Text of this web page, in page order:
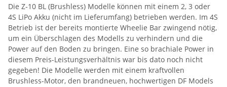
Die Z-10 BL (Brushless) Modelle können mit einem 2, 3 oder
4S LiPo Akku (nicht im Lieferumfang) betrieben werden. Im 4S
Betrieb ist der bereits montierte Wheelie Bar zwingend nötig,
um ein Überschlagen des Modells zu verhindern und die
Power auf den Boden zu bringen. Eine so brachiale Power in
diesem Preis-Leistungsverhältnis war bis dato noch nicht
gegeben! Die Modelle werden mit einem kraftvollen
Brushless-Motor, den brandneuen, hochwertigen DF Models